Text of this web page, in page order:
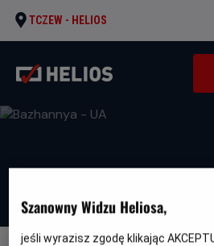
TCZEW - HELIOS
Szanowny Widzu Heliosa,
jeśli wyrazisz zgodę klikając